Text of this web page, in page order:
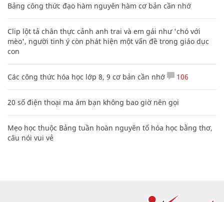
Bảng công thức đạo hàm nguyên hàm cơ bản cần nhớ
Clip lột tả chân thực cảnh anh trai và em gái như 'chó với
mèo', người tinh ý còn phát hiện một vấn đề trong giáo dục
con
Các công thức hóa học lớp 8, 9 cơ bản cần nhớ 106
20 số điện thoại ma ám bạn không bao giờ nên gọi
Mẹo học thuộc Bảng tuần hoàn nguyên tố hóa học bằng thơ,
câu nói vui vẻ